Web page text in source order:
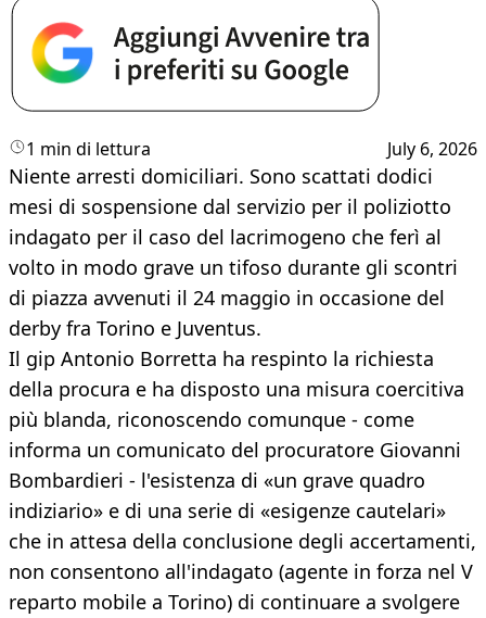
1 min di lettura July 6, 2026
Niente arresti domiciliari. Sono scattati dodici
mesi di sospensione dal servizio per il poliziotto
indagato per il caso del lacrimogeno che ferì al
volto in modo grave un tifoso durante gli scontri
di piazza avvenuti il 24 maggio in occasione del
derby fra Torino e Juventus.
Il gip Antonio Borretta ha respinto la richiesta
della procura e ha disposto una misura coercitiva
più blanda, riconoscendo comunque - come
informa un comunicato del procuratore Giovanni
Bombardieri - l'esistenza di «un grave quadro
indiziario» e di una serie di «esigenze cautelari»
che in attesa della conclusione degli accertamenti,
non consentono all'indagato (agente in forza nel V
reparto mobile a Torino) di continuare a svolgere